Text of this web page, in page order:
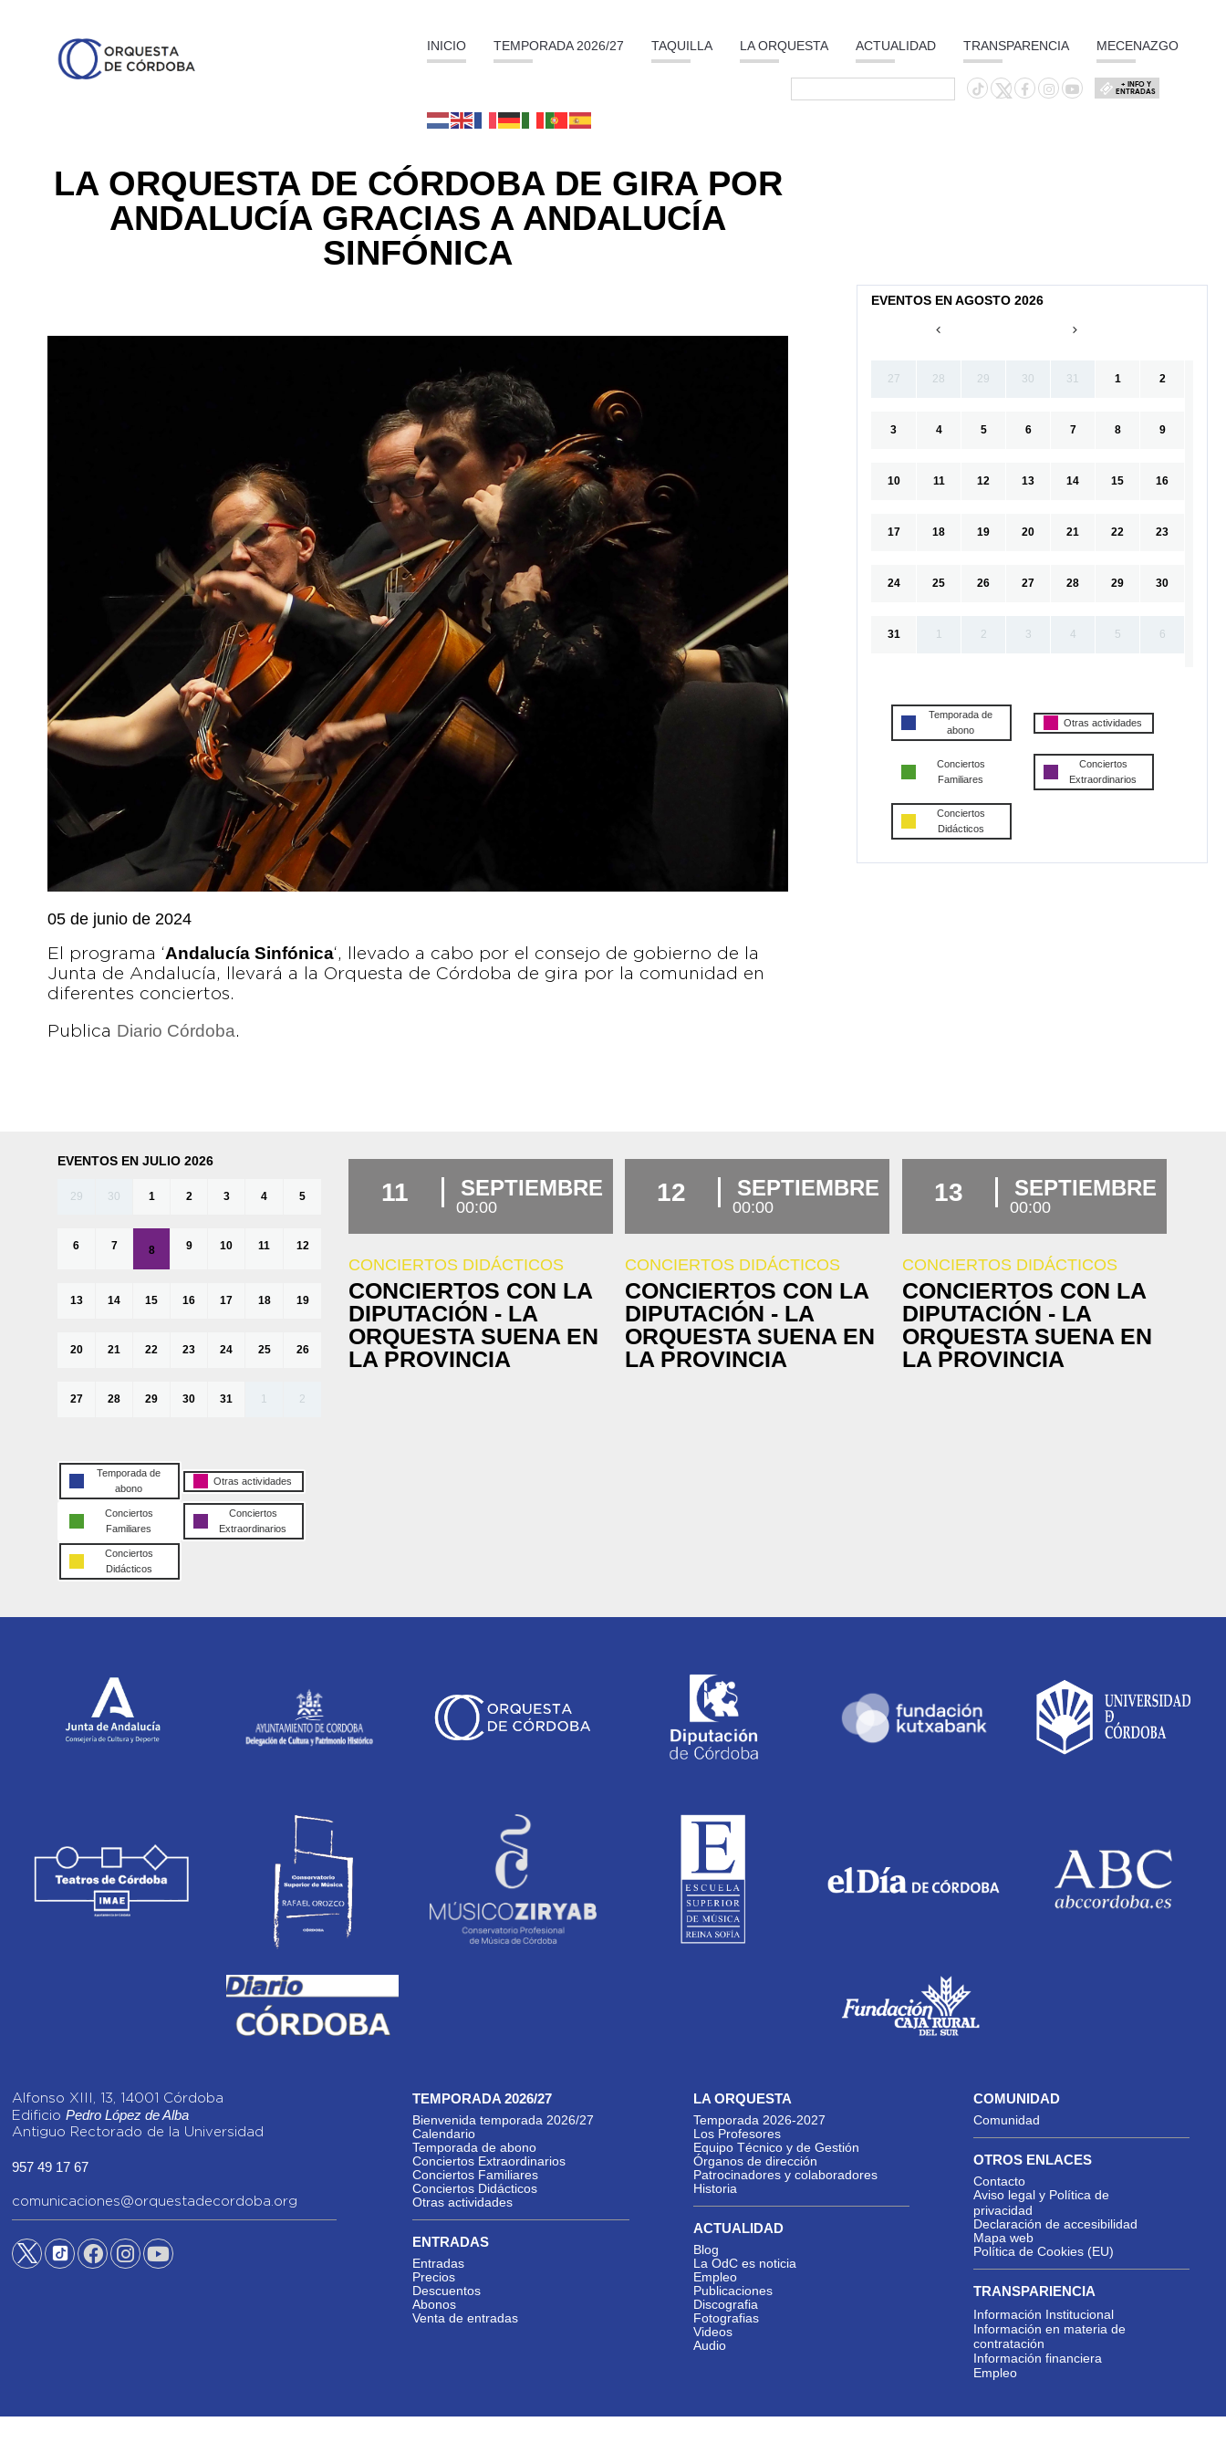
INICIO TEMPORADA 2026/27 TAQUILLA LA ORQUESTA ACTUALIDAD TRANSPARENCIA MECENAZGO
+ INFO Y
ENTRADAS
LA ORQUESTA DE CÓRDOBA DE GIRA POR
ANDALUCÍA GRACIAS A ANDALUCÍA
SINFÓNICA
05 de junio de 2024
El programa ‘Andalucía Sinfónica‘, llevado a cabo por el consejo de gobierno de la
Junta de Andalucía, llevará a la Orquesta de Córdoba de gira por la comunidad en
diferentes conciertos.
Publica Diario Córdoba.
EVENTOS EN AGOSTO 2026
27 28 29 30 31 1 2
3 4 5 6 7 8 9
10 11 12 13 14 15 16
17 18 19 20 21 22 23
24 25 26 27 28 29 30
31 1 2 3 4 5 6
Temporada de
abono
Otras actividades
Conciertos
Familiares
Conciertos
Extraordinarios
Conciertos
Didácticos
EVENTOS EN JULIO 2026
29 30 1 2 3 4 5
6 7 8 9 10 11 12
13 14 15 16 17 18 19
20 21 22 23 24 25 26
27 28 29 30 31 1 2
Temporada de
abono
Otras actividades
Conciertos
Familiares
Conciertos
Extraordinarios
Conciertos
Didácticos
11 SEPTIEMBRE
00:00
CONCIERTOS DIDÁCTICOS
CONCIERTOS CON LA
DIPUTACIÓN - LA
ORQUESTA SUENA EN
LA PROVINCIA
12 SEPTIEMBRE
00:00
CONCIERTOS DIDÁCTICOS
CONCIERTOS CON LA
DIPUTACIÓN - LA
ORQUESTA SUENA EN
LA PROVINCIA
13 SEPTIEMBRE
00:00
CONCIERTOS DIDÁCTICOS
CONCIERTOS CON LA
DIPUTACIÓN - LA
ORQUESTA SUENA EN
LA PROVINCIA
Alfonso XIII, 13, 14001 Córdoba
Edificio Pedro López de Alba
Antiguo Rectorado de la Universidad
957 49 17 67
comunicaciones@orquestadecordoba.org
TEMPORADA 2026/27
Bienvenida temporada 2026/27
Calendario
Temporada de abono
Conciertos Extraordinarios
Conciertos Familiares
Conciertos Didácticos
Otras actividades
ENTRADAS
Entradas
Precios
Descuentos
Abonos
Venta de entradas
LA ORQUESTA
Temporada 2026-2027
Los Profesores
Equipo Técnico y de Gestión
Órganos de dirección
Patrocinadores y colaboradores
Historia
ACTUALIDAD
Blog
La OdC es noticia
Empleo
Publicaciones
Discografia
Fotografias
Videos
Audio
COMUNIDAD
Comunidad
OTROS ENLACES
Contacto
Aviso legal y Política de
privacidad
Declaración de accesibilidad
Mapa web
Política de Cookies (EU)
TRANSPARIENCIA
Información Institucional
Información en materia de
contratación
Información financiera
Empleo